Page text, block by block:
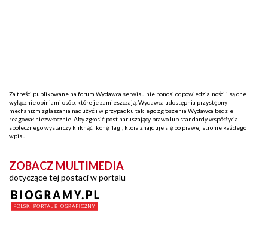
Za treści publikowane na forum Wydawca serwisu nie ponosi odpowiedzialności i są one
wyłącznie opiniami osób, które je zamieszczają. Wydawca udostępnia przystępny
mechanizm zgłaszania nadużyć i w przypadku takiego zgłoszenia Wydawca będzie
reagował niezwłocznie. Aby zgłosić post naruszający prawo lub standardy współżycia
społecznego wystarczy kliknąć ikonę flagi, która znajduje się po prawej stronie każdego
wpisu.
ZOBACZ MULTIMEDIA
dotyczące tej postaci w portalu